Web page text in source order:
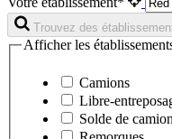
Trouvez des
Afficher les
Camions
Libre-
Solde de